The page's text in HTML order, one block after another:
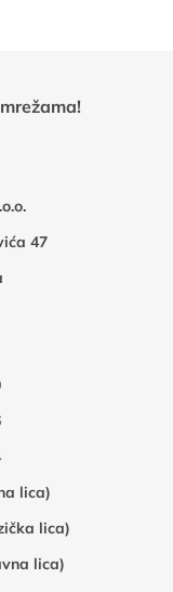
47
lica)
lica)
lica)